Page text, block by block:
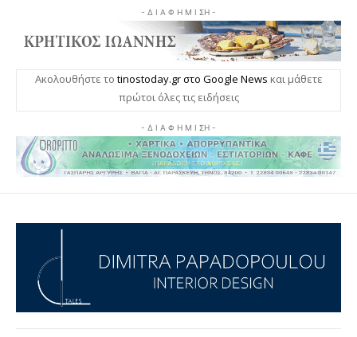
- Δ Ι Α Φ Η Μ Ι ΣΗ -
Ακολουθήστε το tinostoday.gr στο Google News και μάθετε
πρώτοι όλες τις ειδήσεις
- Δ Ι Α Φ Η Μ Ι ΣΗ -